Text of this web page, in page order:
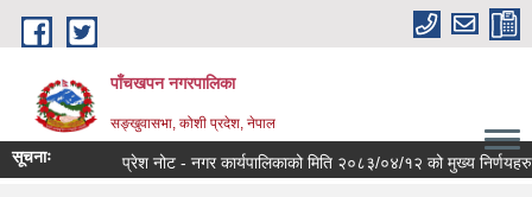
Skip to main content
पाँचखपन नगरपालिका
सङ्खु‍वासभा, कोशी प्रदेश, नेपाल
सूचनाः प्रेश नोट - नगर कार्यपालिकाको मिति २०८३/०४/१२ को मुख्य निर्णयहरु ।